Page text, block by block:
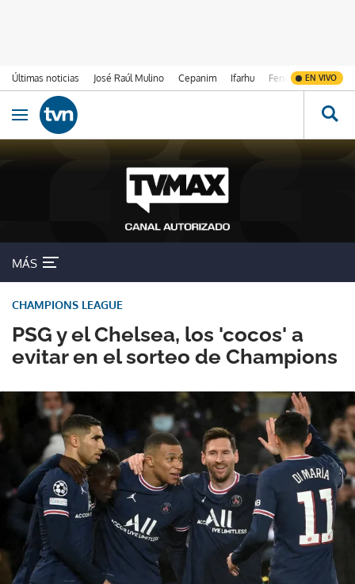
Últimas noticias José Raúl Mulino Cepanim Ifarhu Fenómeno de El
EN VIVO
Ir al contenido
Obrir navegació
MÁS
PSG y el Chelsea, los 'cocos' a
evitar en el sorteo de Champions
CHAMPIONS LEAGUE